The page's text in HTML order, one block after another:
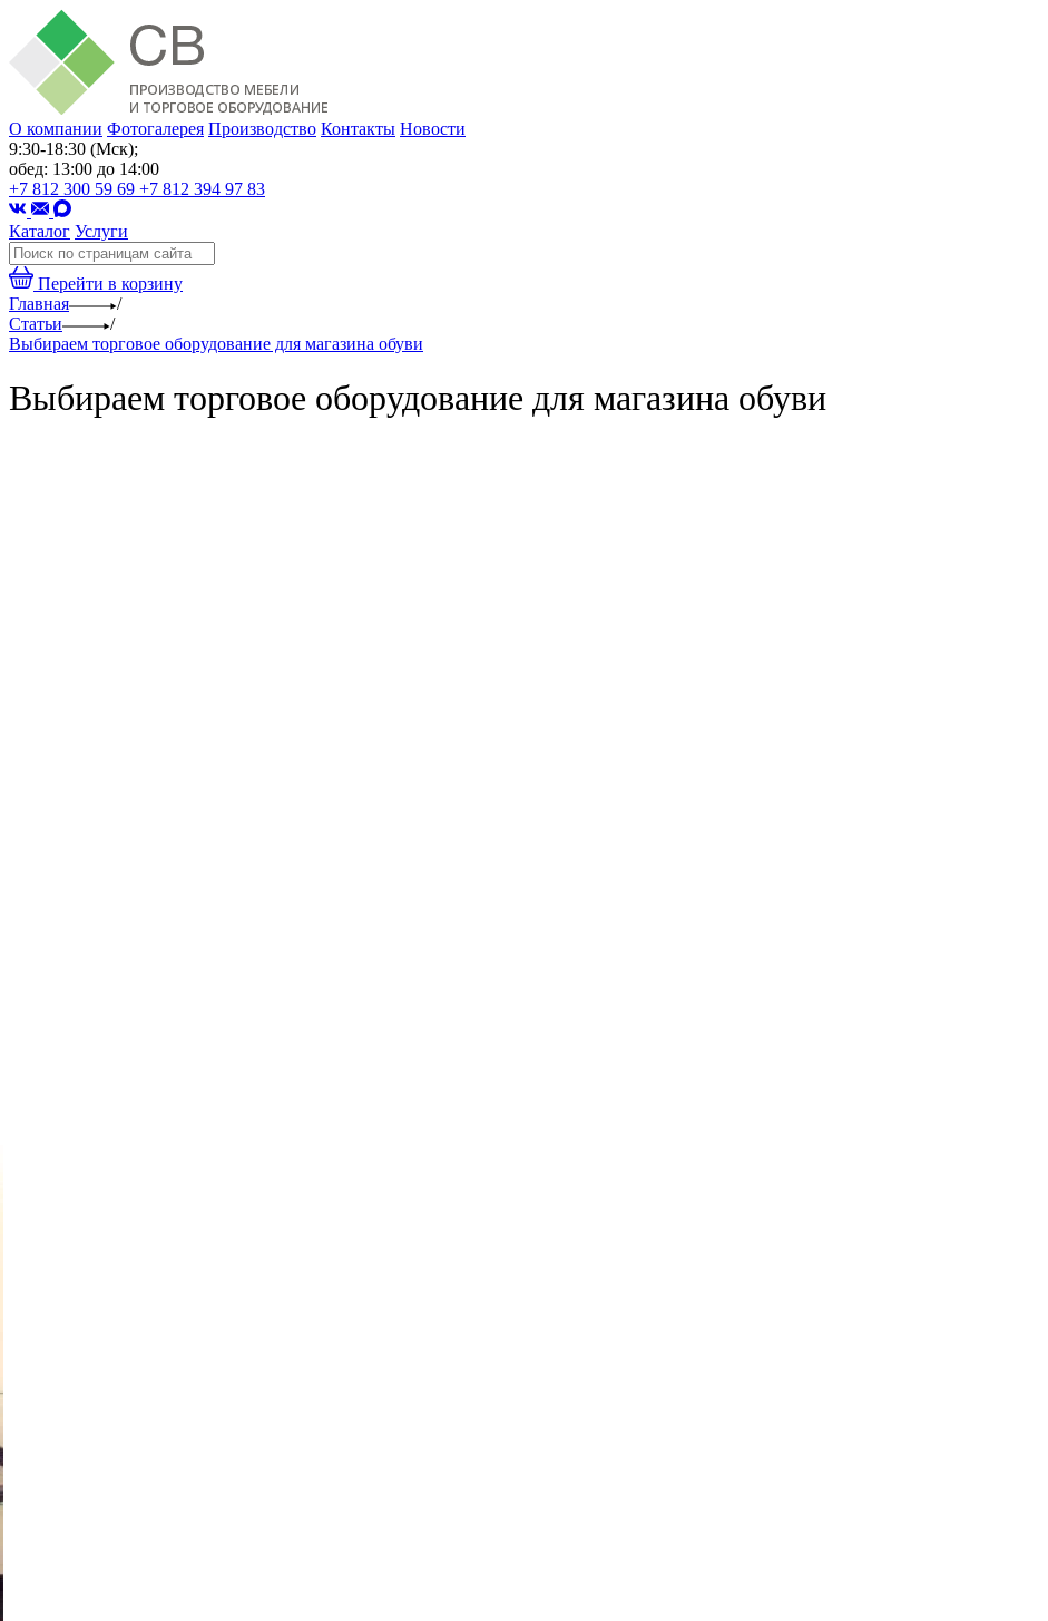
О компании Фотогалерея Производство Контакты Новости
9:30-18:30 (Мск);
обед: 13:00 до 14:00
+7 812 300 59 69 +7 812 394 97 83
Каталог Услуги
Перейти в корзину
Главная
/
Статьи
/
Выбираем торговое оборудование для магазина обуви
Выбираем торговое оборудование для магазина обуви